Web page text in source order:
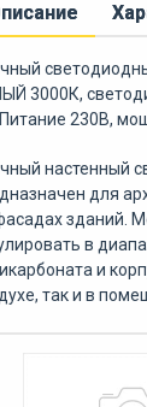
3000К,
Питание 230В,
настенный
для
зданий.
в
и
так и в